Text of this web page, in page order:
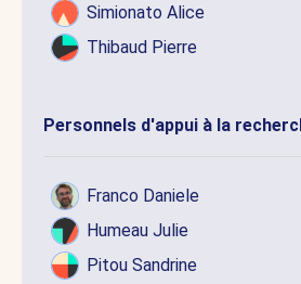
Simionato Alice
Thibaud Pierre
Personnels d'appui à la
Franco Daniele
Humeau Julie
Pitou Sandrine